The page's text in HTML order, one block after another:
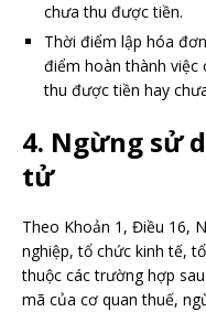
chưa thu được tiền.
Thời điểm lập hóa
điểm hoàn thành việc
thu được tiền hay
4. Ngừng sử
tử
Theo Khoản 1, Điều 16,
nghiệp, tổ chức kinh tế,
thuộc các trường hợp
mã của cơ quan thuế,